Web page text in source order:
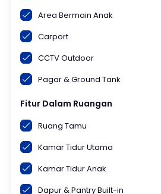
Area Bermain Anak
Carport
CCTV Outdoor
Pagar & Ground Tank
Fitur Dalam Ruangan
Ruang Tamu
Kamar Tidur Utama
Kamar Tidur Anak
Dapur & Pantry Built-in